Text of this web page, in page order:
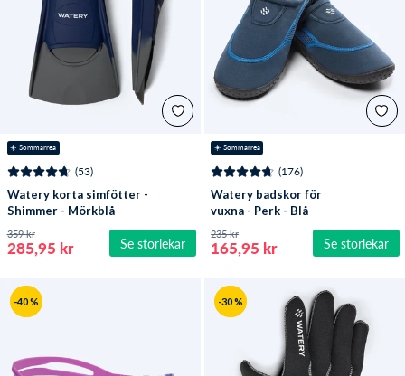
☀️ Sommarrea
Se storlekar
(53)
Watery korta simfötter -
Shimmer - Mörkblå
285,95 kr
359 kr
☀️ Sommarrea
Se storlekar
(176)
Watery badskor för
vuxna - Perk - Blå
165,95 kr
235 kr
-40 % -30 %